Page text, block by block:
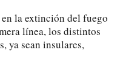
la extinción del fuego
línea, los distintos
ya sean insulares,